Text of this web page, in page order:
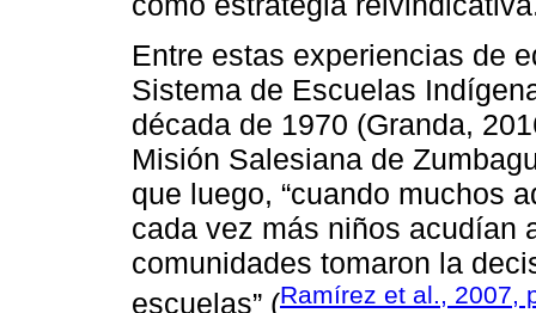
Entre estas experiencias de
Sistema de Escuelas
década de 1970 (Granda,
Misión Salesiana de
que luego, “cuando muchos
cada vez más niños acudían
comunidades tomaron la
escuelas” (Ramírez et al., 2007,